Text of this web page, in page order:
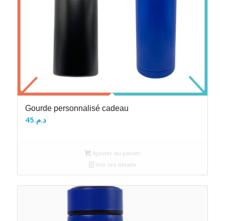
Gourde personnalisé cadeau
د.م.45
Ajouter au panier
Voir les détails